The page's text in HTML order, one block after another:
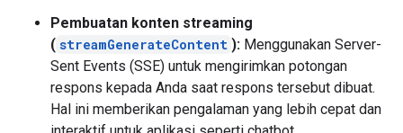
Pembuatan konten streaming
( streamGenerateContent ): Menggunakan Server-
Sent Events (SSE) untuk mengirimkan potongan
respons kepada Anda saat respons tersebut dibuat.
Hal ini memberikan pengalaman yang lebih cepat dan